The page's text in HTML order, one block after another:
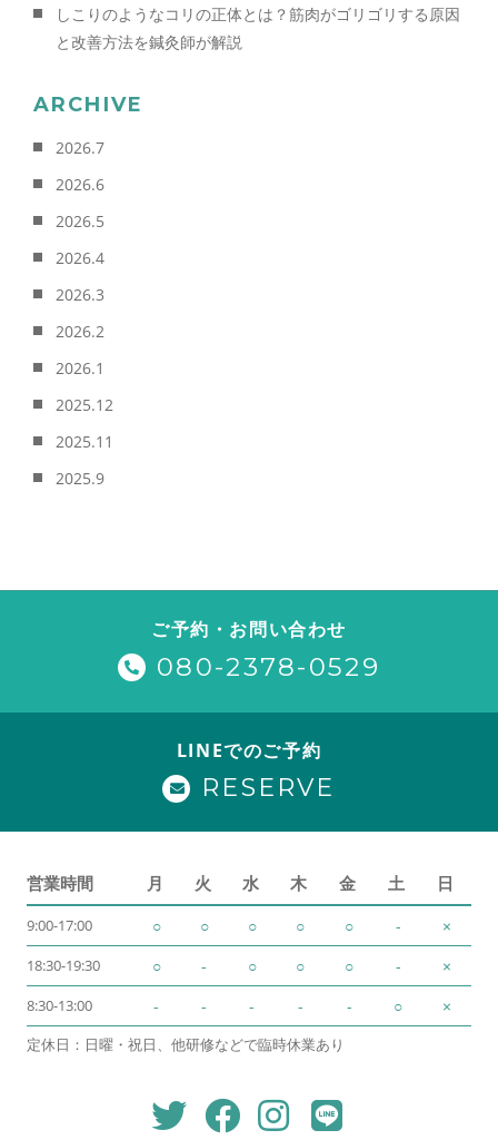
しこりのようなコリの正体とは？筋肉がゴリゴリする原因
と改善方法を鍼灸師が解説
ARCHIVE
2026.7
2026.6
2026.5
2026.4
2026.3
2026.2
2026.1
2025.12
2025.11
2025.9
ご予約・お問い合わせ
080-2378-0529
LINEでのご予約
RESERVE
営業時間 月 火 水 木 金 土 日
9:00-17:00 ○ ○ ○ ○ ○ - ×
18:30-19:30 ○ - ○ ○ ○ - ×
8:30-13:00 - - - - - ○ ×
定休日：日曜・祝日、他研修などで臨時休業あり